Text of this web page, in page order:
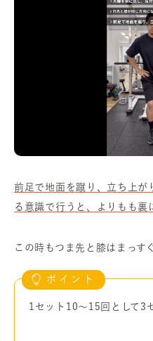
前足で地面を蹴り、立ち上が
る意識で行うと、よりもも裏
この時もつま先と膝はまっす
1セット10〜15回として3